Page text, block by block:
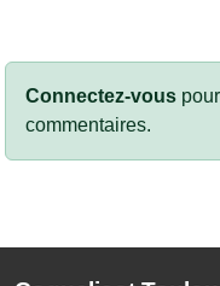
Connectez-vous
commentaires.